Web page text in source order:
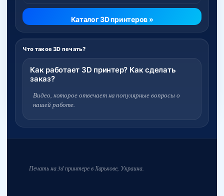
Каталог 3D принтеров »
Что такое 3D печать?
Как работает 3D принтер? Как сделать
заказ?
Видео, которое отвечает на популярные вопросы о
нашей работе.
Печать на 3d принтере в Харькове, Украина.